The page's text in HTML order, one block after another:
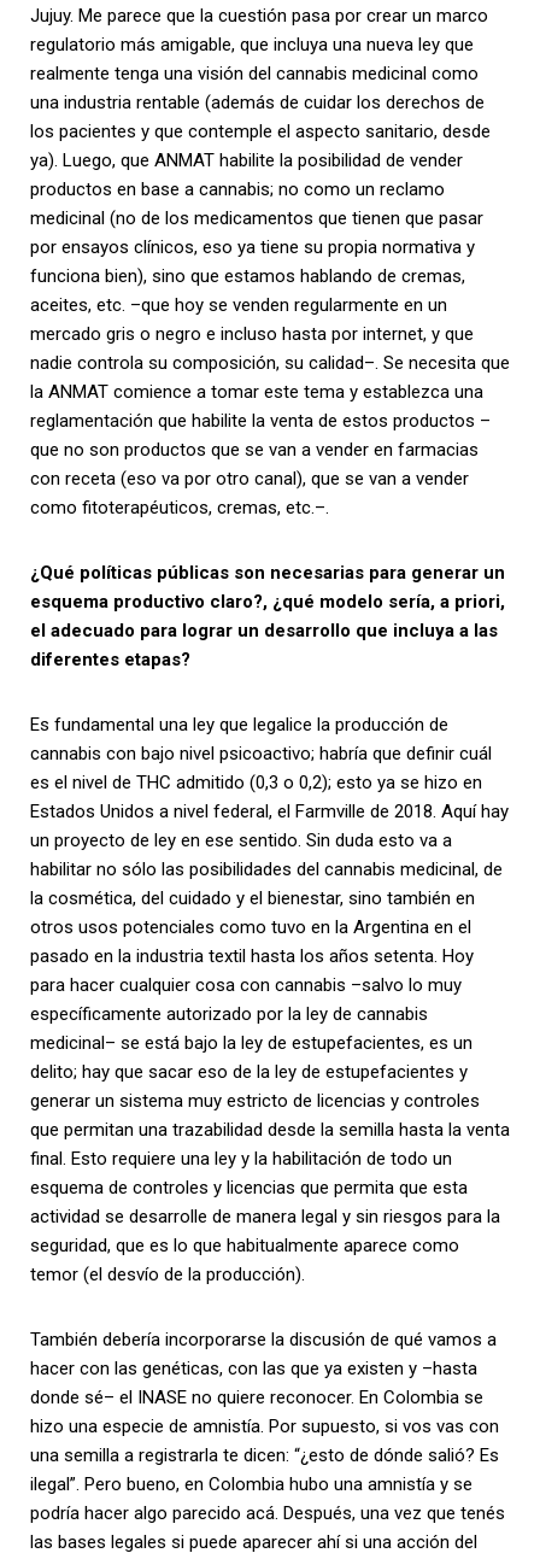
Jujuy. Me parece que la cuestión pasa por crear un marco
regulatorio más amigable, que incluya una nueva ley que
realmente tenga una visión del cannabis medicinal como
una industria rentable (además de cuidar los derechos de
los pacientes y que contemple el aspecto sanitario, desde
ya). Luego, que ANMAT habilite la posibilidad de vender
productos en base a cannabis; no como un reclamo
medicinal (no de los medicamentos que tienen que pasar
por ensayos clínicos, eso ya tiene su propia normativa y
funciona bien), sino que estamos hablando de cremas,
aceites, etc. –que hoy se venden regularmente en un
mercado gris o negro e incluso hasta por internet, y que
nadie controla su composición, su calidad–. Se necesita que
la ANMAT comience a tomar este tema y establezca una
reglamentación que habilite la venta de estos productos –
que no son productos que se van a vender en farmacias
con receta (eso va por otro canal), que se van a vender
como fitoterapéuticos, cremas, etc.–.
¿Qué políticas públicas son necesarias para generar un
esquema productivo claro?, ¿qué modelo sería, a priori,
el adecuado para lograr un desarrollo que incluya a las
diferentes etapas?
Es fundamental una ley que legalice la producción de
cannabis con bajo nivel psicoactivo; habría que definir cuál
es el nivel de THC admitido (0,3 o 0,2); esto ya se hizo en
Estados Unidos a nivel federal, el Farmville de 2018. Aquí hay
un proyecto de ley en ese sentido. Sin duda esto va a
habilitar no sólo las posibilidades del cannabis medicinal, de
la cosmética, del cuidado y el bienestar, sino también en
otros usos potenciales como tuvo en la Argentina en el
pasado en la industria textil hasta los años setenta. Hoy
para hacer cualquier cosa con cannabis –salvo lo muy
específicamente autorizado por la ley de cannabis
medicinal– se está bajo la ley de estupefacientes, es un
delito; hay que sacar eso de la ley de estupefacientes y
generar un sistema muy estricto de licencias y controles
que permitan una trazabilidad desde la semilla hasta la venta
final. Esto requiere una ley y la habilitación de todo un
esquema de controles y licencias que permita que esta
actividad se desarrolle de manera legal y sin riesgos para la
seguridad, que es lo que habitualmente aparece como
temor (el desvío de la producción).
También debería incorporarse la discusión de qué vamos a
hacer con las genéticas, con las que ya existen y –hasta
donde sé– el INASE no quiere reconocer. En Colombia se
hizo una especie de amnistía. Por supuesto, si vos vas con
una semilla a registrarla te dicen: “¿esto de dónde salió? Es
ilegal”. Pero bueno, en Colombia hubo una amnistía y se
podría hacer algo parecido acá. Después, una vez que tenés
las bases legales si puede aparecer ahí si una acción del